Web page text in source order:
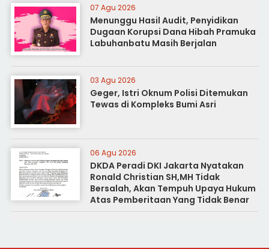
07 Agu 2026
Menunggu Hasil Audit, Penyidikan
Dugaan Korupsi Dana Hibah Pramuka
Labuhanbatu Masih Berjalan
03 Agu 2026
Geger, Istri Oknum Polisi Ditemukan
Tewas di Kompleks Bumi Asri
06 Agu 2026
DKDA Peradi DKI Jakarta Nyatakan
Ronald Christian SH,MH Tidak
Bersalah, Akan Tempuh Upaya Hukum
Atas Pemberitaan Yang Tidak Benar